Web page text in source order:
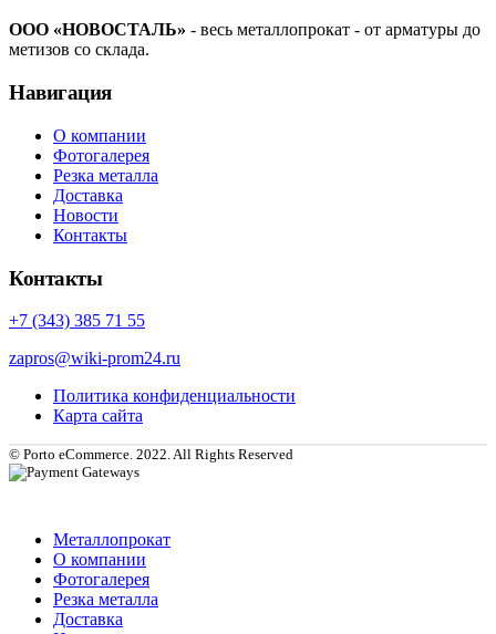
ООО «НОВОСТАЛЬ» - весь металлопрокат - от арматуры до
метизов со склада.
Навигация
О компании
Фотогалерея
Резка металла
Доставка
Новости
Контакты
Контакты
+7 (343) 385 71 55
zapros@wiki-prom24.ru
Политика конфиденциальности
Карта сайта
© Porto eCommerce. 2022. All Rights Reserved
Металлопрокат
О компании
Фотогалерея
Резка металла
Доставка